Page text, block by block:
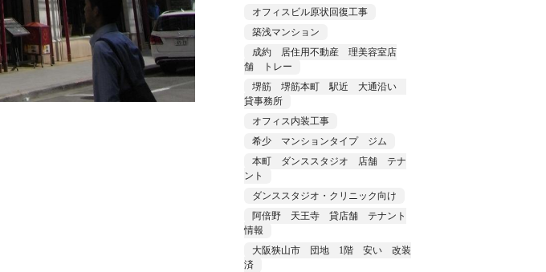
オフィスビル原状回復工事
築浅マンション
成約 居住用不動産 理美容室店
舗 トレー
堺筋 堺筋本町 駅近 大通沿い
貸事務所
オフィス内装工事
希少 マンションタイプ ジム
本町 ダンススタジオ 店舗 テナ
ント
ダンススタジオ・クリニック向け
阿倍野 天王寺 貸店舗 テナント
情報
大阪狭山市 団地 1階 安い 改装
済